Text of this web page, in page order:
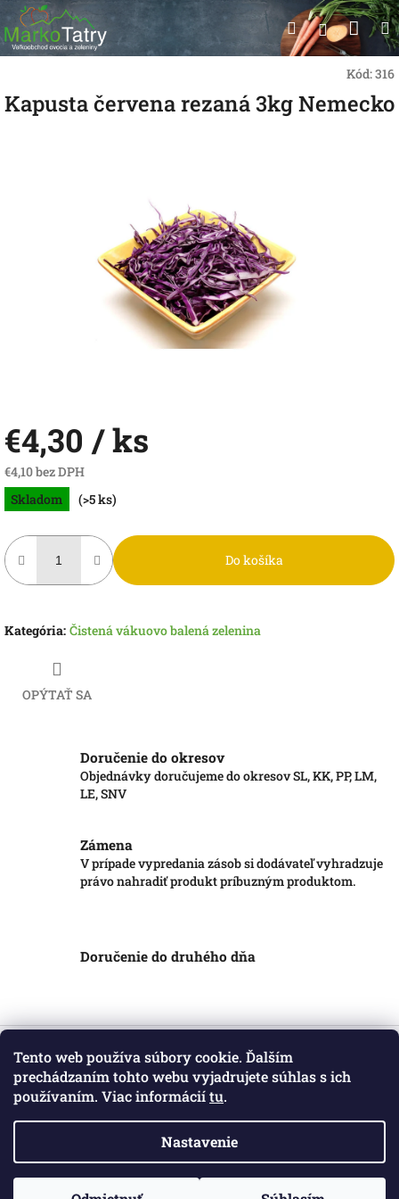
Tento web používa súbory cookie. Ďalším
prechádzaním tohto webu vyjadrujete súhlas s ich
používaním. Viac informáciítu.
Nastavenie
Prejsť
na
obsah
Hľadať
Kód:316
Kapusta červena rezaná 3kg Nemecko
€4,30 / ks
€4,10 bez DPH
Jednotková
cena:
Skladom (>5 ks)
Do košíka
Kategória: Čistená vákuovo balená zelenina
OPÝTAŤ SA
Doručenie do okresov
Objednávky doručujeme do okresov SL, KK, PP, LM,
LE, SNV
Zámena
V prípade vypredania zásob si dodávateľ vyhradzuje
právo nahradiť produkt príbuzným produktom.
Doručenie do druhého dňa
Z
Informácie pre vás
Obchodné podmienky
Copyright 2026 . Všetky práva vyhradené.